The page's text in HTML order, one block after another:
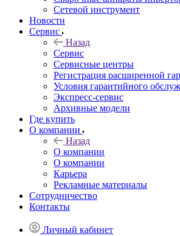
Сетевой инструмент
Новости
Сервис
Назад
Сервис
Сервисные центры
Регистрация расширенной
Условия гарантийного
Экспресс-сервис
Архивные модели
Где купить
О компании
Назад
О компании
О компании
Карьера
Рекламные материалы
Сотрудничество
Контакты
Личный кабинет